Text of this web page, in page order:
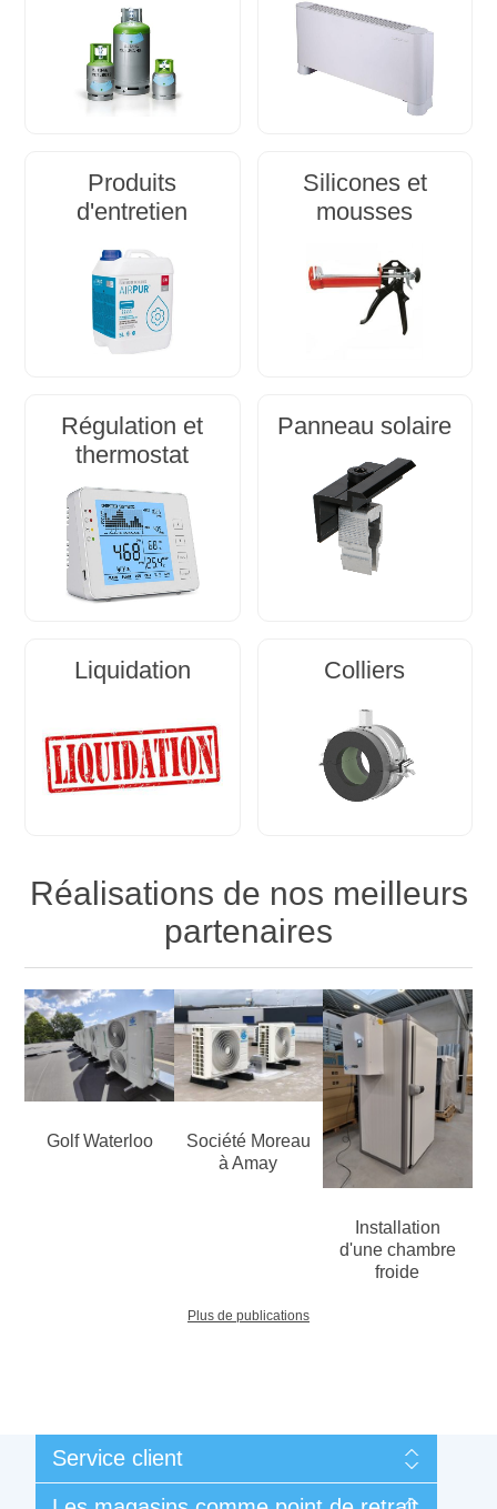
Produits
d'entretien
Silicones et
mousses
Régulation et
thermostat
Panneau solaire
Liquidation Colliers
Réalisations de nos meilleurs
partenaires
Golf Waterloo
Société Moreau
à Amay
Installation
d'une chambre
froide
Plus de publications
Service client